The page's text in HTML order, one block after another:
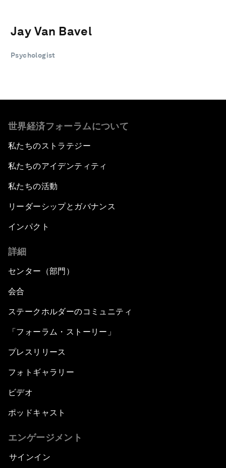
Jay Van Bavel
Psychologist
世界経済フォーラムについて
私たちのストラテジー
私たちのアイデンティティ
私たちの活動
リーダーシップとガバナンス
インパクト
詳細
センター（部門）
会合
ステークホルダーのコミュニティ
「フォーラム・ストーリー」
プレスリリース
フォトギャラリー
ビデオ
ポッドキャスト
エンゲージメント
サインイン